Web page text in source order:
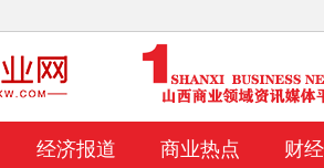
经济报道 商业热点 财